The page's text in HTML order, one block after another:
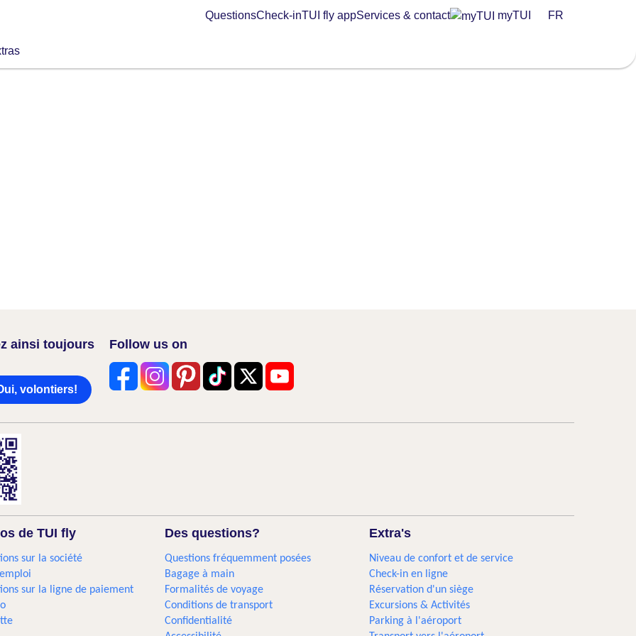
QuestionsCheck-inTUI fly appServices & contact myTUI FR
ainsi toujours
volontiers!
Follow us on
de TUI fly
sur la société
sur la ligne de paiement
Des questions?
Questions fréquemment posées
Bagage à main
Formalités de voyage
Conditions de transport
Confidentialité
Extra's
Niveau de confort et de service
Check-in en ligne
Réservation d'un siège
Excursions & Activités​
Parking à l'aéroport